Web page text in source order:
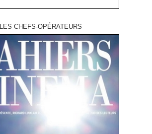
LES CHEFS-OPÉRATEURS